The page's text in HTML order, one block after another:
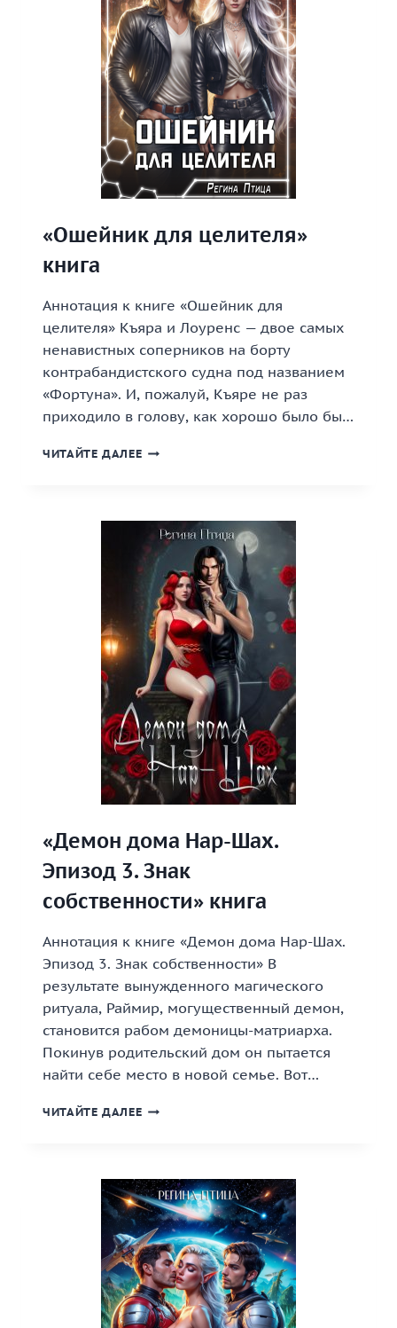
«Ошейник для целителя»
книга
Аннотация к книге «Ошейник для
целителя» Къяра и Лоуренс — двое самых
ненавистных соперников на борту
контрабандистского судна под названием
«Фортуна». И, пожалуй, Къяре не раз
приходило в голову, как хорошо было бы…
ЧИТАЙТЕ ДАЛЕЕ «ОШЕЙНИК
«Демон дома Нар-Шах.
Эпизод 3. Знак
собственности» книга
Аннотация к книге «Демон дома Нар-Шах.
Эпизод 3. Знак собственности» В
результате вынужденного магического
ритуала, Раймир, могущественный демон,
становится рабом демоницы-матриарха.
Покинув родительский дом он пытается
найти себе место в новой семье. Вот…
ЧИТАЙТЕ ДАЛЕЕ «ДЕМОН
ЭПИЗОД
3.
ЗНАК
СОБСТВЕННОСТИ»
КНИГА